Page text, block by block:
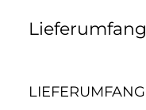
Lieferumfang
LIEFERUMFANG